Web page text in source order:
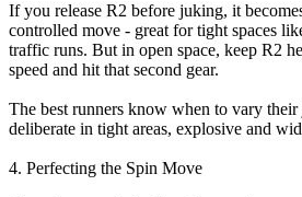
If you release R2 before juking, it
controlled move - great for tight spaces
traffic runs. But in open space, keep R2
speed and hit that second gear.
The best runners know when to vary
deliberate in tight areas, explosive and
4. Perfecting the Spin Move